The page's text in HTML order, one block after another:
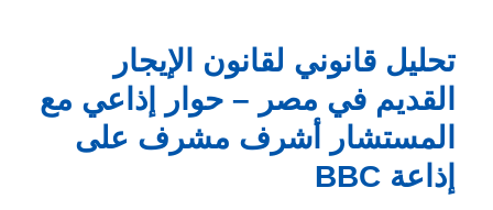
المال
هل
يملك
الشريك
المنفرد
تحليل قانوني لقانون الإيجار
القديم في مصر – حوار إذاعي مع
المستشار أشرف مشرف على
إذاعة BBC